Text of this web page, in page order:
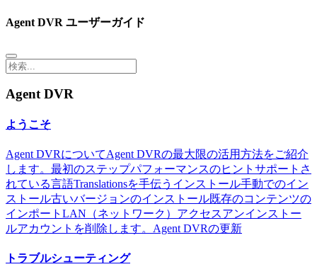
Agent DVR ユーザーガイド
Agent DVR
ようこそ
Agent DVRについてAgent DVRの最大限の活用方法をご紹介
します。 最初のステップパフォーマンスのヒント サポートさ
れている言語Translationsを手伝う インストール手動でのイン
ストール古いバージョンのインストール既存のコンテンツの
インポート LAN（ネットワーク）アクセスアンインストー
ルアカウントを削除します。 Agent DVRの更新
トラブルシューティング